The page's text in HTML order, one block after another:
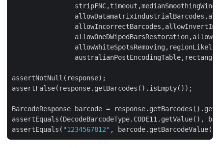
		allowIncorrectBarcodes,allowInvertImage,allowMicroWhiteSpotsRemoving,allowOneDFastBarcodesDetector,
assertNotNull(response);
assertFalse(response.getBarcodes().isEmpty());
BarcodeResponse barcode =
assertEquals(DecodeBarcodeType.CODE11.getValue(),
assertEquals("1234567812"